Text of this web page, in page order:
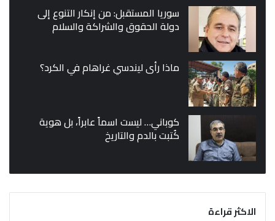
سوريا المستقبل: من إنكار التنوع إلى
دولة الحقوق والشراكة والسلام
ماذا رأى ليندسي غراهام في الكرد؟
كوباني… ليست اسماً عابراً، بل هوية
كُتبت بالدم والتاريخ
الاكثر قراءة